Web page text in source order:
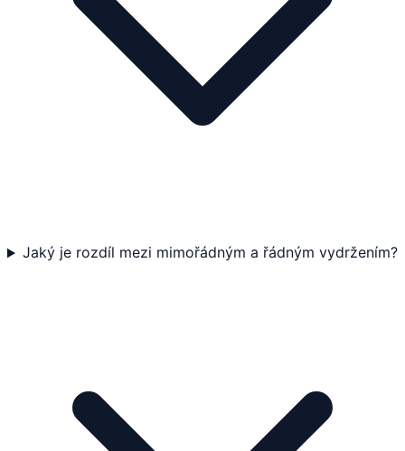
Jaký je rozdíl mezi mimořádným a řádným vydržením?